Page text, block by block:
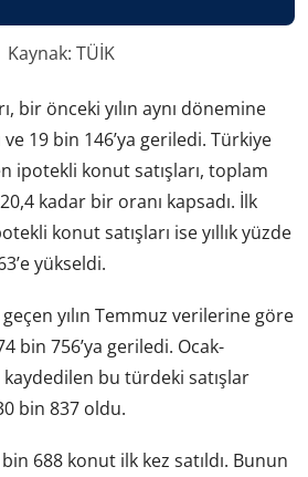
Kaynak: TÜİK
bir önceki yılın aynı dönemine
19 bin 146’ya geriledi. Türkiye
ipotekli konut satışları, toplam
kadar bir oranı kapsadı. İlk
konut satışları ise yıllık yüzde
yükseldi.
yılın Temmuz verilerine göre
bin 756’ya geriledi. Ocak-
bu türdeki satışlar
bin 837 oldu.
688 konut ilk kez satıldı. Bunun